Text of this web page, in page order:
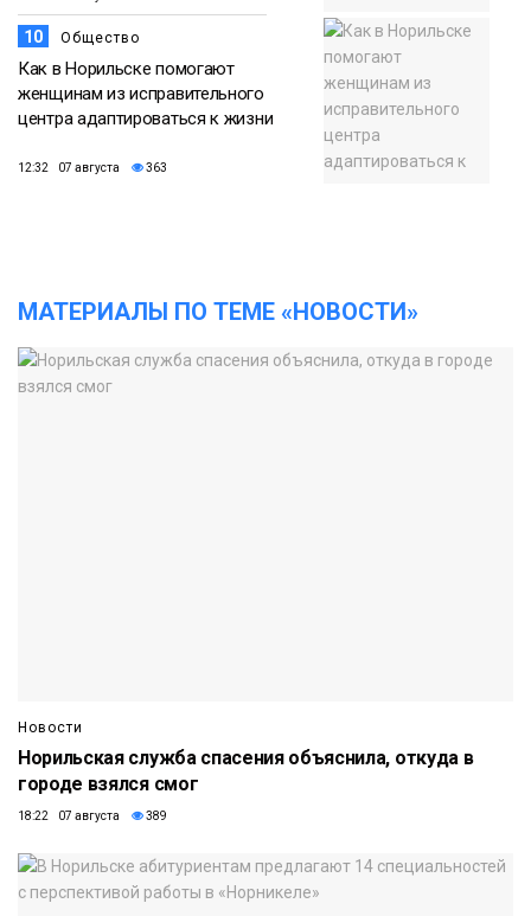
10 Общество
Как в Норильске помогают
женщинам из исправительного
центра адаптироваться к жизни
12:32 07 августа 363
МАТЕРИАЛЫ ПО ТЕМЕ «НОВОСТИ»
Новости
Норильская служба спасения объяснила, откуда в
городе взялся смог
18:22 07 августа 389